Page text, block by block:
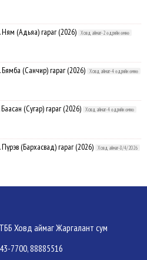
(Адьяа) гараг (2026) Ховд аймаг-2 өдрийн өмнө
(Санчир) гараг (2026) Ховд аймаг-4 өдрийн өмнө
(Сугар) гараг (2026) Ховд аймаг-4 өдрийн өмнө
(Бархасвад) гараг (2026) Ховд аймаг-8/4/2026
(Буд) гараг (2026) Ховд аймаг-8/4/2026
(Ангараг) гараг (2026)
Ховд аймаг Жаргалант сум
7700, 88885516